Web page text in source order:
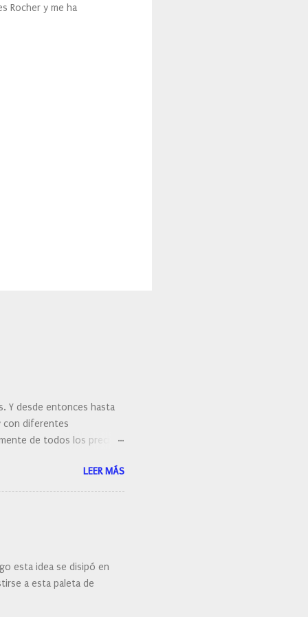
Rocher y me ha
Y desde entonces hasta
con diferentes
de todos los precios.
porque elegí mi cepilloLEER MÁS
esta idea se disipó en
a esta paleta de